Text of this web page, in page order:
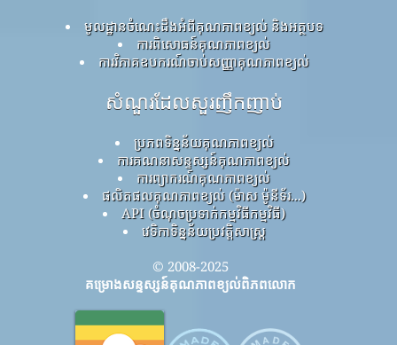
មូលដ្ឋានចំណេះដឹងអំពីគុណភាពខ្យល់ និងអត្ថបទ
ការពិសោធន៍គុណភាពខ្យល់
ការវិភាគឧបករណ៍ចាប់សញ្ញាគុណភាពខ្យល់
សំណួរដែលសួរញឹកញាប់
ប្រភពទិន្នន័យគុណភាពខ្យល់
ការគណនាសន្ទស្សន៍គុណភាពខ្យល់
ការព្យាករណ៍គុណភាពខ្យល់
ផលិតផលគុណភាពខ្យល់ (ម៉ាស ម៉ូនីទ័រ...)
API (ចំណុចប្រទាក់កម្មវិធីកម្មវិធី)
វេទិកាទិន្នន័យប្រវត្តិសាស្ត្រ
© 2008-2025
គម្រោងសន្ទស្សន៍គុណភាពខ្យល់ពិភពលោក